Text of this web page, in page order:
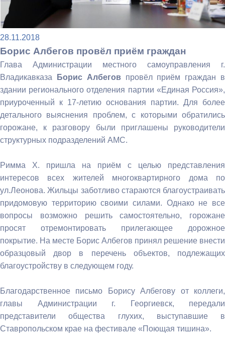
28.11.2018
Борис Албегов провёл приём граждан
Глава Администрации местного самоуправления г.
Владикавказа
Борис Албеговпровёл приём граждан в
здании регионального отделения партии «Единая Россия»,
приуроченный к 17-летию основания партии. Для более
детального выяснения проблем, с которыми обратились
горожане, к разговору были приглашены руководители
структурных подразделений АМС.
Римма Х. пришла на приём с целью представления
интересов всех жителей многоквартирного дома по
ул.Леонова. Жильцы заботливо стараются благоустраивать
придомовую территорию своими силами. Однако не все
вопросы возможно решить самостоятельно, горожане
просят отремонтировать прилегающее дорожное
покрытие. На месте Борис Албегов принял решение внести
образцовый двор в перечень объектов, подлежащих
благоустройству в следующем году.
Благодарственное письмо Борису Албегову от коллеги,
главы Администрации г. Георгиевск, передали
представители общества глухих, выступавшие в
Ставропольском крае на фестивале «Поющая тишина».